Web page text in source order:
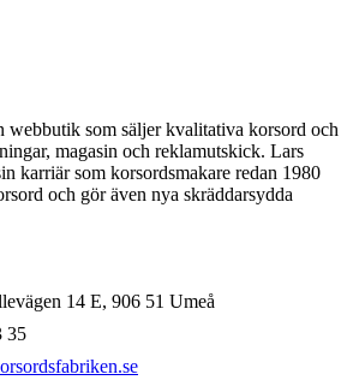
webbutik som säljer kvalitativa korsord och
magasin och reklamutskick. Lars
karriär som korsordsmakare redan 1980
och gör även nya skräddarsydda
14 E, 906 51 Umeå
35